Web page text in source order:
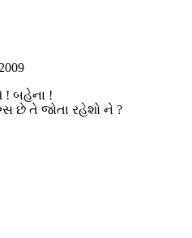
! બહેના !
છે તે જોતા રહેશો ને ?